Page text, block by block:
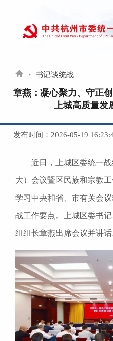
书记谈统战
章燕：凝心聚力、守正
上城高质量发
发布时间：2026-05-19
近日，上城区委统一
大）会议暨区民族和宗教
学习中央和省、市有关会
战工作要点。上城区委书
组组长章燕出席会议并讲话